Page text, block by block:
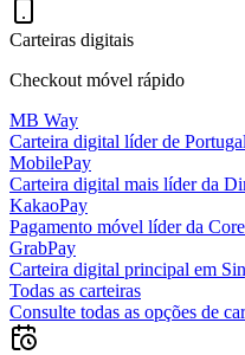
Carteiras digitais
Checkout móvel rápido
MB Way
Carteira digital líder de
MobilePay
Carteira digital mais líder da
KakaoPay
Pagamento móvel líder da
GrabPay
Carteira digital principal em
Todas as carteiras
Consulte todas as opções de